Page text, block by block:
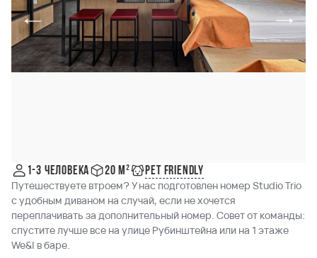
1-3 человека 20 м²
Pet friendly
Путешествуете втроем? У нас подготовлен номер Studio Trio
c удобным диваном на случай, если не хочется
переплачивать за дополнительный номер. Совет от команды:
спустите лучше все на улице Рубинштейна или на 1 этаже
We&I в баре.